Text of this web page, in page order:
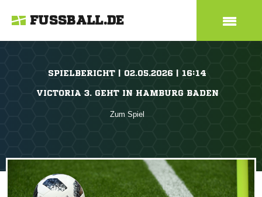
FUSSBALL.DE
SPIELBERICHT | 02.05.2026 | 16:14
VICTORIA 3. GEHT IN HAMBURG BADEN
Zum Spiel